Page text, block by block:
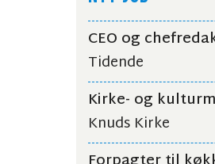
CEO og
Tidende
Kirke- og
Knuds Kirke